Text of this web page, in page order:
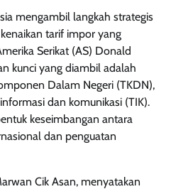
mengambil langkah strategis
tarif impor yang
Serikat (AS) Donald
kunci yang diambil adalah
Dalam Negeri (TKDN),
dan komunikasi (TIK).
keseimbangan antara
dan penguatan
Cik Asan, menyatakan